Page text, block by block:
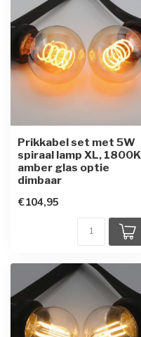
Prikkabel set met 5W
spiraal lamp XL, 1800K
amber glas optie
dimbaar
€104,95